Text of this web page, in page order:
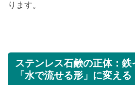
ります。
ステンレス石鹸の正体：
「水で流せる形」に変える